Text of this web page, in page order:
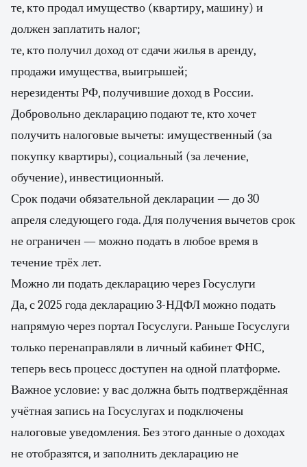
те, кто продал имущество (квартиру, машину) и
должен заплатить налог;
те, кто получил доход от сдачи жилья в аренду,
продажи имущества, выигрышей;
нерезиденты РФ, получившие доход в России.
Добровольно декларацию подают те, кто хочет
получить налоговые вычеты: имущественный (за
покупку квартиры), социальный (за лечение,
обучение), инвестиционный.
Срок подачи обязательной декларации — до 30
апреля следующего года. Для получения вычетов срок
не ограничен — можно подать в любое время в
течение трёх лет.
Можно ли подать декларацию через Госуслуги
Да, с 2025 года декларацию 3-НДФЛ можно подать
напрямую через портал Госуслуги. Раньше Госуслуги
только перенаправляли в личный кабинет ФНС,
теперь весь процесс доступен на одной платформе.
Важное условие: у вас должна быть подтверждённая
учётная запись на Госуслугах и подключены
налоговые уведомления. Без этого данные о доходах
не отобразятся, и заполнить декларацию не